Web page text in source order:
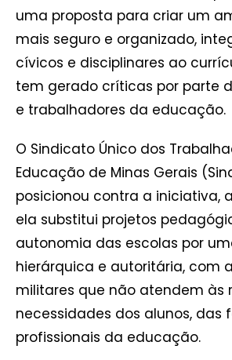
uma proposta para criar um
mais seguro e organizado,
cívicos e disciplinares ao
tem gerado críticas por parte
e trabalhadores da educação.
O Sindicato Único dos
Educação de Minas Gerais
posicionou contra a iniciativa,
ela substitui projetos
autonomia das escolas por
hierárquica e autoritária, com
militares que não atendem às
necessidades dos alunos, das
profissionais da educação.